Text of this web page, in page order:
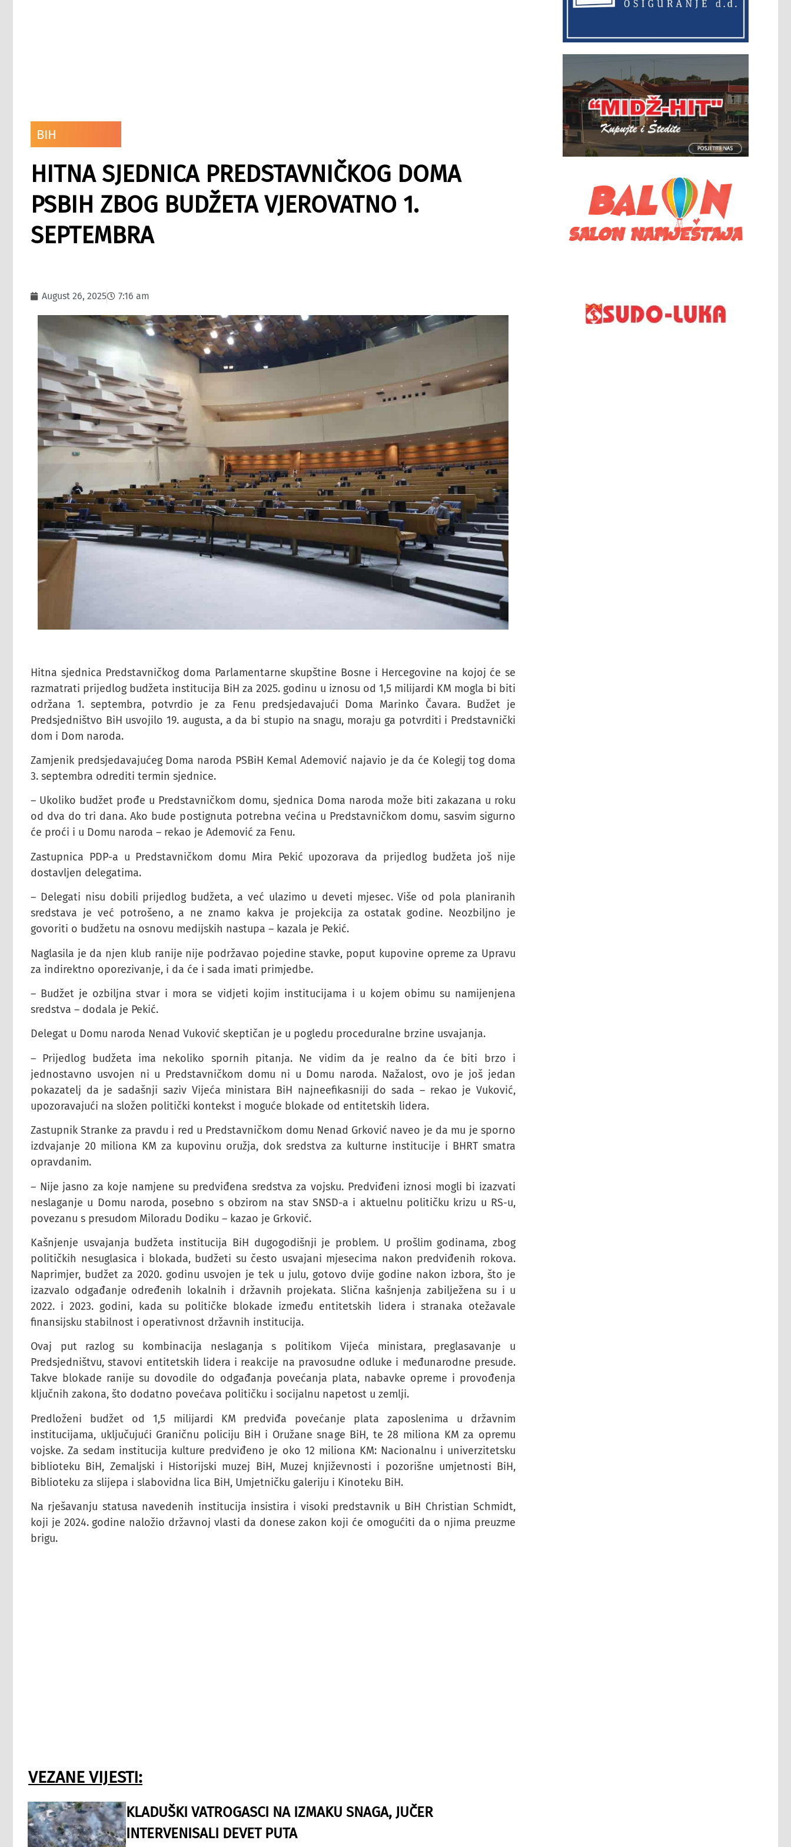
BIH
HITNA SJEDNICA PREDSTAVNIČKOG DOMA
PSBIH ZBOG BUDŽETA VJEROVATNO 1.
SEPTEMBRA
August 26, 2025 7:16 am
Hitna sjednica Predstavničkog doma Parlamentarne skupštine Bosne i Hercegovine na kojoj će se
razmatrati prijedlog budžeta institucija BiH za 2025. godinu u iznosu od 1,5 milijardi KM mogla bi biti
održana 1. septembra, potvrdio je za Fenu predsjedavajući Doma Marinko Čavara. Budžet je
Predsjedništvo BiH usvojilo 19. augusta, a da bi stupio na snagu, moraju ga potvrditi i Predstavnički
dom i Dom naroda.
Zamjenik predsjedavajućeg Doma naroda PSBiH Kemal Ademović najavio je da će Kolegij tog doma
3. septembra odrediti termin sjednice.
– Ukoliko budžet prođe u Predstavničkom domu, sjednica Doma naroda može biti zakazana u roku
od dva do tri dana. Ako bude postignuta potrebna većina u Predstavničkom domu, sasvim sigurno
će proći i u Domu naroda – rekao je Ademović za Fenu.
Zastupnica PDP-a u Predstavničkom domu Mira Pekić upozorava da prijedlog budžeta još nije
dostavljen delegatima.
– Delegati nisu dobili prijedlog budžeta, a već ulazimo u deveti mjesec. Više od pola planiranih
sredstava je već potrošeno, a ne znamo kakva je projekcija za ostatak godine. Neozbiljno je
govoriti o budžetu na osnovu medijskih nastupa – kazala je Pekić.
Naglasila je da njen klub ranije nije podržavao pojedine stavke, poput kupovine opreme za Upravu
za indirektno oporezivanje, i da će i sada imati primjedbe.
– Budžet je ozbiljna stvar i mora se vidjeti kojim institucijama i u kojem obimu su namijenjena
sredstva – dodala je Pekić.
Delegat u Domu naroda Nenad Vuković skeptičan je u pogledu proceduralne brzine usvajanja.
– Prijedlog budžeta ima nekoliko spornih pitanja. Ne vidim da je realno da će biti brzo i
jednostavno usvojen ni u Predstavničkom domu ni u Domu naroda. Nažalost, ovo je još jedan
pokazatelj da je sadašnji saziv Vijeća ministara BiH najneefikasniji do sada – rekao je Vuković,
upozoravajući na složen politički kontekst i moguće blokade od entitetskih lidera.
Zastupnik Stranke za pravdu i red u Predstavničkom domu Nenad Grković naveo je da mu je sporno
izdvajanje 20 miliona KM za kupovinu oružja, dok sredstva za kulturne institucije i BHRT smatra
opravdanim.
– Nije jasno za koje namjene su predviđena sredstva za vojsku. Predviđeni iznosi mogli bi izazvati
neslaganje u Domu naroda, posebno s obzirom na stav SNSD-a i aktuelnu političku krizu u RS-u,
povezanu s presudom Miloradu Dodiku – kazao je Grković.
Kašnjenje usvajanja budžeta institucija BiH dugogodišnji je problem. U prošlim godinama, zbog
političkih nesuglasica i blokada, budžeti su često usvajani mjesecima nakon predviđenih rokova.
Naprimjer, budžet za 2020. godinu usvojen je tek u julu, gotovo dvije godine nakon izbora, što je
izazvalo odgađanje određenih lokalnih i državnih projekata. Slična kašnjenja zabilježena su i u
2022. i 2023. godini, kada su političke blokade između entitetskih lidera i stranaka otežavale
finansijsku stabilnost i operativnost državnih institucija.
Ovaj put razlog su kombinacija neslaganja s politikom Vijeća ministara, preglasavanje u
Predsjedništvu, stavovi entitetskih lidera i reakcije na pravosudne odluke i međunarodne presude.
Takve blokade ranije su dovodile do odgađanja povećanja plata, nabavke opreme i provođenja
ključnih zakona, što dodatno povećava političku i socijalnu napetost u zemlji.
Predloženi budžet od 1,5 milijardi KM predviđa povećanje plata zaposlenima u državnim
institucijama, uključujući Graničnu policiju BiH i Oružane snage BiH, te 28 miliona KM za opremu
vojske. Za sedam institucija kulture predviđeno je oko 12 miliona KM: Nacionalnu i univerzitetsku
biblioteku BiH, Zemaljski i Historijski muzej BiH, Muzej književnosti i pozorišne umjetnosti BiH,
Biblioteku za slijepa i slabovidna lica BiH, Umjetničku galeriju i Kinoteku BiH.
Na rješavanju statusa navedenih institucija insistira i visoki predstavnik u BiH Christian Schmidt,
koji je 2024. godine naložio državnoj vlasti da donese zakon koji će omogućiti da o njima preuzme
brigu.
VEZANE VIJESTI:
KLADUŠKI VATROGASCI NA IZMAKU SNAGA, JUČER
INTERVENISALI DEVET PUTA